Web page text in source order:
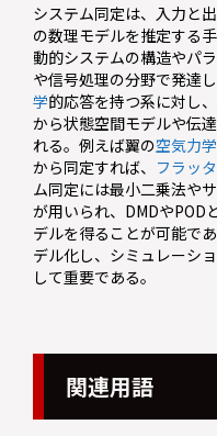
システム同定は、入力と
の数理モデルを推定する
動的システムの構造やパ
や信号処理の分野で発達
学的応答を持つ系に対し
から状態空間モデルや伝
れる。例えば翼の空気力学
から同定すれば、 フラッタ
ム同定には最小二乗法や
が用いられ、DMDやPOD
デルを得ることが可能で
デル化し、シミュレーシ
して重要である。
関連用語